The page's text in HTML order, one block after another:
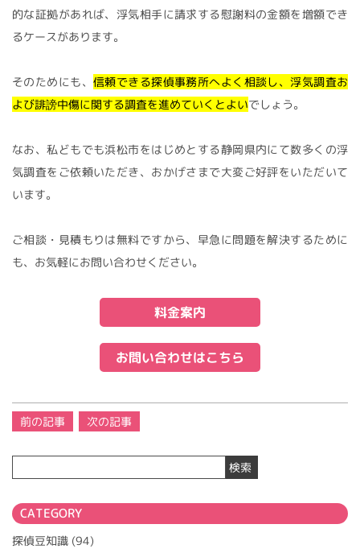
的な証拠があれば、浮気相手に請求する慰謝料の金額を増額でき
るケースがあります。
そのためにも、 信頼できる探偵事務所へよく相談し、浮気調査お
よび誹謗中傷に関する調査を進めていくとよいでしょう。
なお、私どもでも浜松市をはじめとする静岡県内にて数多くの浮
気調査をご依頼いただき、おかげさまで大変ご好評をいただいて
います。
ご相談・見積もりは無料ですから、早急に問題を解決するために
も、お気軽にお問い合わせください。
料金案内
お問い合わせはこちら
投
稿
ナ
ー
シ
ョ
前の記事 次の記事
検索
CATEGORY
探偵豆知識 (94)